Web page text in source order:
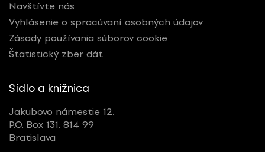
Navštívte nás
Vyhlásenie o spracúvaní osobných údajov
Zásady používania súborov cookie
Štatistický zber dát
Sídlo a knižnica
Jakubovo námestie 12,
P.O. Box 131, 814 99
Bratislava